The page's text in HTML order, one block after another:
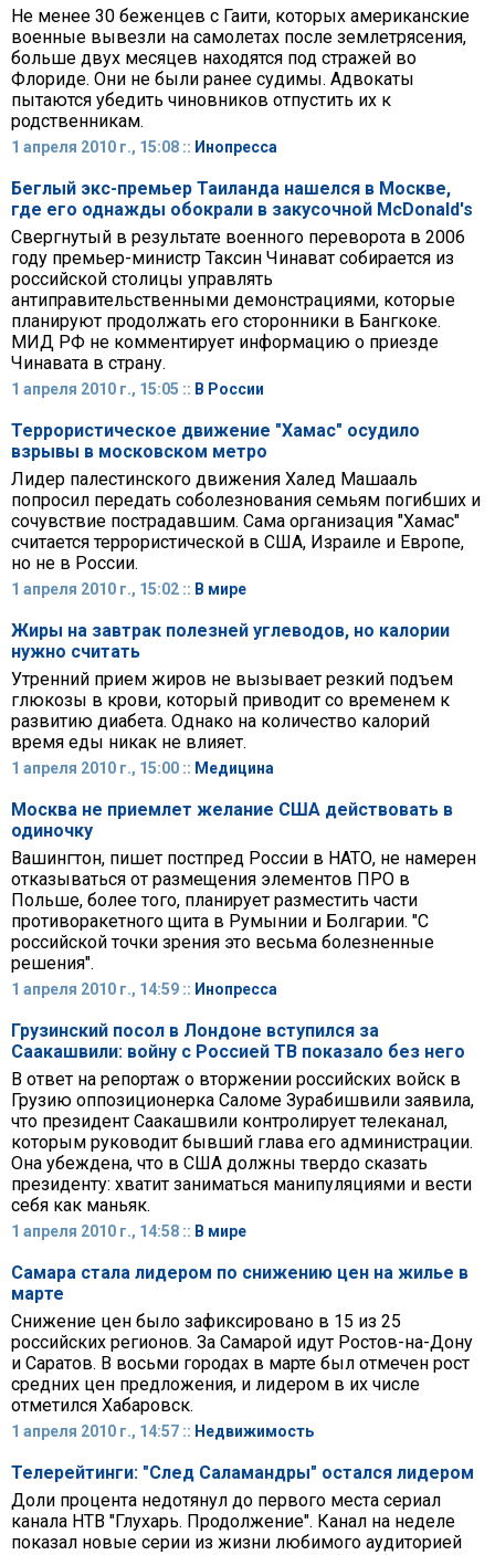
Не менее 30 беженцев с Гаити, которых американские
военные вывезли на самолетах после землетрясения,
больше двух месяцев находятся под стражей во
Флориде. Они не были ранее судимы. Адвокаты
пытаются убедить чиновников отпустить их к
родственникам.
1 апреля 2010 г., 15:08 :: Инопресса
Беглый экс-премьер Таиланда нашелся в Москве,
где его однажды обокрали в закусочной McDonald's
Свергнутый в результате военного переворота в 2006
году премьер-министр Таксин Чинават собирается из
российской столицы управлять
антиправительственными демонстрациями, которые
планируют продолжать его сторонники в Бангкоке.
МИД РФ не комментирует информацию о приезде
Чинавата в страну.
1 апреля 2010 г., 15:05 :: В России
Террористическое движение "Хамас" осудило
взрывы в московском метро
Лидер палестинского движения Халед Машааль
попросил передать соболезнования семьям погибших и
сочувствие пострадавшим. Сама организация "Хамас"
считается террористической в США, Израиле и Европе,
но не в России.
1 апреля 2010 г., 15:02 :: В мире
Жиры на завтрак полезней углеводов, но калории
нужно считать
Утренний прием жиров не вызывает резкий подъем
глюкозы в крови, который приводит со временем к
развитию диабета. Однако на количество калорий
время еды никак не влияет.
1 апреля 2010 г., 15:00 :: Медицина
Москва не приемлет желание США действовать в
одиночку
Вашингтон, пишет постпред России в НАТО, не намерен
отказываться от размещения элементов ПРО в
Польше, более того, планирует разместить части
противоракетного щита в Румынии и Болгарии. "С
российской точки зрения это весьма болезненные
решения".
1 апреля 2010 г., 14:59 :: Инопресса
Грузинский посол в Лондоне вступился за
Саакашвили: войну с Россией ТВ показало без него
В ответ на репортаж о вторжении российских войск в
Грузию оппозиционерка Саломе Зурабишвили заявила,
что президент Саакашвили контролирует телеканал,
которым руководит бывший глава его администрации.
Она убеждена, что в США должны твердо сказать
президенту: хватит заниматься манипуляциями и вести
себя как маньяк.
1 апреля 2010 г., 14:58 :: В мире
Самара стала лидером по снижению цен на жилье в
марте
Cнижение цен было зафиксировано в 15 из 25
российских регионов. За Самарой идут Ростов-на-Дону
и Саратов. В восьми городах в марте был отмечен рост
средних цен предложения, и лидером в их числе
отметился Хабаровск.
1 апреля 2010 г., 14:57 :: Недвижимость
Телерейтинги: "След Саламандры" остался лидером
Доли процента недотянул до первого места сериал
канала НТВ "Глухарь. Продолжение". Канал на неделе
показал новые серии из жизни любимого аудиторией